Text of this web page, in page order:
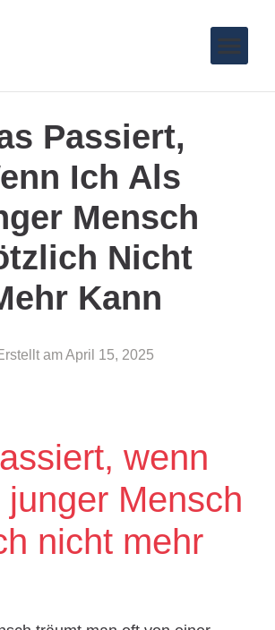
Passiert,
Ich Als
Mensch
Nicht
Kann
am April 15, 2025
wenn
junger Mensch
nicht mehr